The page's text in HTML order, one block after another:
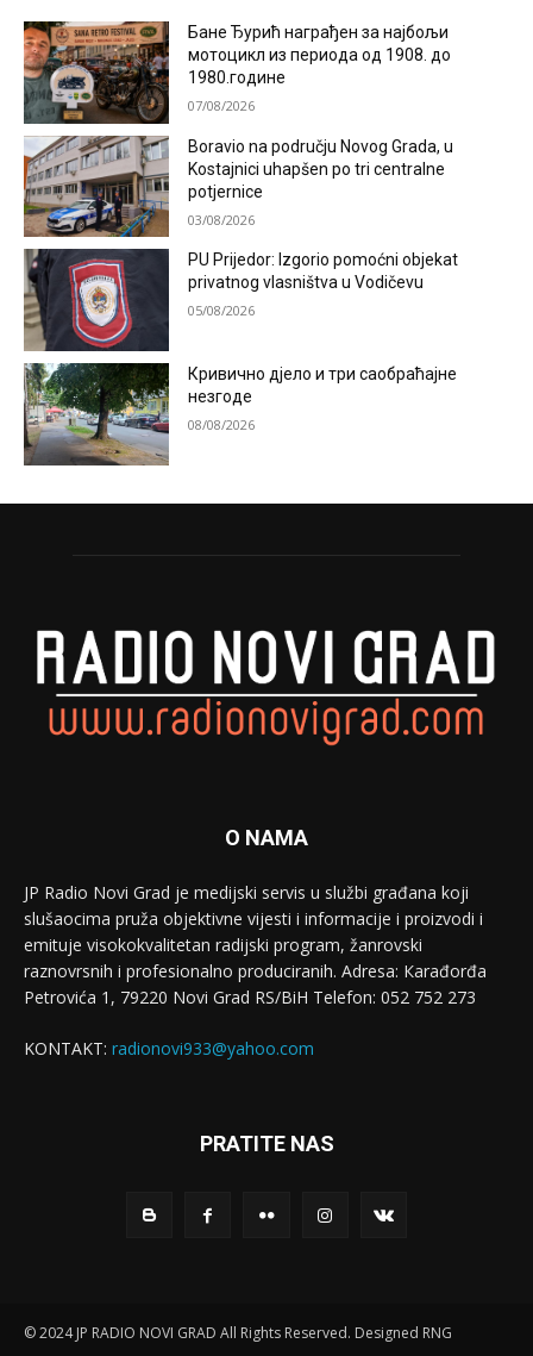
Бане Ђурић награђен за најбољи
мотоцикл из периода од 1908. до
1980.године
07/08/2026
Boravio na području Novog Grada, u
Kostajnici uhapšen po tri centralne
potjernice
03/08/2026
PU Prijedor: Izgorio pomoćni objekat
privatnog vlasništva u Vodičevu
05/08/2026
Кривично дјело и три саобраћајне
незгоде
08/08/2026
O NAMA
JP Radio Novi Grad je medijski servis u službi građana koji
slušaocima pruža objektivne vijesti i informacije i proizvodi i
emituje visokokvalitetan radijski program, žanrovski
raznovrsnih i profesionalno produciranih. Adresa: Кarađorđa
Petrovića 1, 79220 Novi Grad RS/BiH Telefon: 052 752 273
KONTAKT: radionovi933@yahoo.com
PRATITE NAS
© 2024 JP RADIO NOVI GRAD All Rights Reserved. Designed RNG